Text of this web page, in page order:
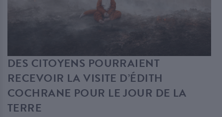
DES CITOYENS POURRAIENT
RECEVOIR LA VISITE D’ÉDITH
COCHRANE POUR LE JOUR DE LA
TERRE